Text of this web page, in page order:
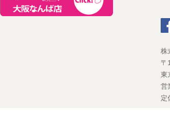
株
〒
東
営
定